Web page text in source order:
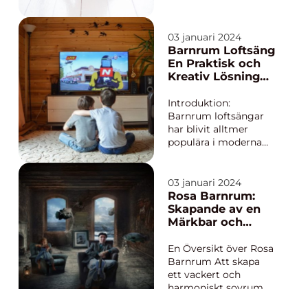
och funktionellt för
både b...
03 januari 2024
Barnrum Loftsäng
En Praktisk och
Kreativ Lösning
Sovutrymme
Introduktion:
Barnrum loftsängar
har blivit alltmer
populära i moderna
praktisk och kreativ
lösning för
sovutrymmet. Denna
artikel är en grundlig
loftsängar, som
kommer att
presentera olika ...
03 januari 2024
Rosa Barnrum:
Skapande av en
Märkbar och
En Översikt över Rosa
Barnrum Att skapa
ett vackert och